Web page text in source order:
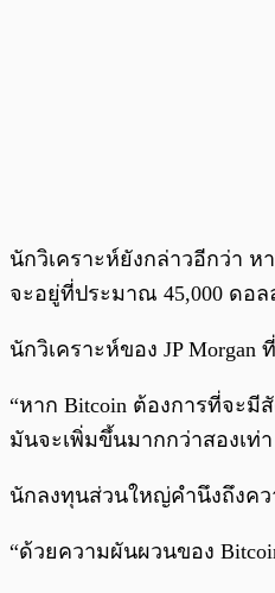
นักวิเคราะห์ยังกล่าวอีกว่า ห
จะอยู่ที่ประมาณ 45,000 ดอล
นักวิเคราะห์ของ JP Morgan
“หาก Bitcoin ต้องการที่จะ
มันจะเพิ่มขึ้นมากกว่าสองเท่
นักลงทุนส่วนใหญ่คำนึงถึงคว
“ด้วยความผันผวนของ